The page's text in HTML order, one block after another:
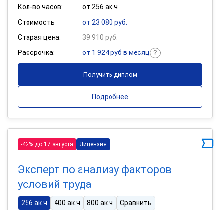
Кол-во часов:
от 256 ак.ч
Стоимость:
от 23 080 руб.
Старая цена:
39 910 руб.
Рассрочка:
от 1 924 руб в месяц
Получить диплом
Подробнее
-42% до 17 августа Лицензия
Эксперт по анализу факторов
условий труда
256 ак.ч 400 ак.ч 800 ак.ч Сравнить